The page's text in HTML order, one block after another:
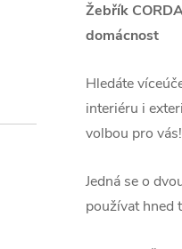
Žebřík
domácnost
Hledáte
interiéru i
volbou pro vás!
Jedná se o
používat hned